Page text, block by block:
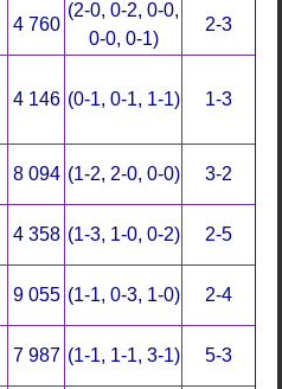
4 760
(2-0, 0-2, 0-0,
0-0, 0-1)
2-3
4 146 (0-1, 0-1, 1-1) 1-3
8 094 (1-2, 2-0, 0-0) 3-2
4 358 (1-3, 1-0, 0-2) 2-5
9 055 (1-1, 0-3, 1-0) 2-4
7 987 (1-1, 1-1, 3-1) 5-3